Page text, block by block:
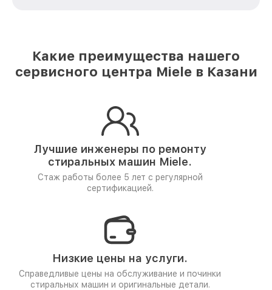
Какие преимущества нашего
сервисного центра Miele в Казани
Лучшие инженеры по ремонту
стиральных машин Miele.
Стаж работы более 5 лет с регулярной
сертификацией.
Низкие цены на услуги.
Справедливые цены на обслуживание и починки
стиральных машин и оригинальные детали.